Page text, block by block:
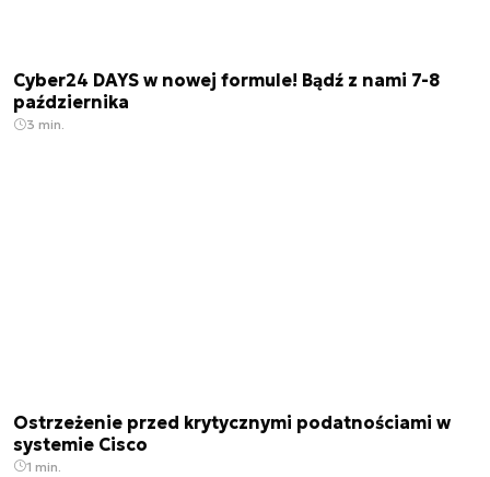
Cyber24 DAYS w nowej formule! Bądź z nami 7-8
października
3 min.
Ostrzeżenie przed krytycznymi podatnościami w
systemie Cisco
1 min.